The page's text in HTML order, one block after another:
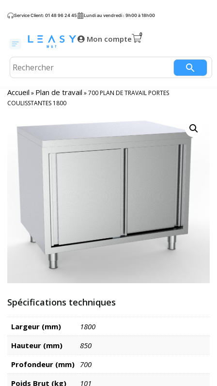
Service Client: 01 48 96 24 45 Lundi au vendredi : 9h00 à 18h00
Mon compte
Accueil » Plan de travail »700 PLAN DE TRAVAIL PORTES
COULISSTANTES 1800
Spécifications techniques
Largeur (mm)
1800
Hauteur (mm)
850
Profondeur (mm) 700
Poids Brut (kg)
101